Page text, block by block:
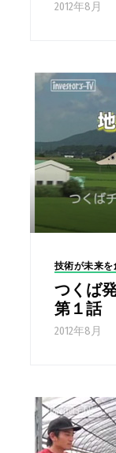
2012年8月
技術が未来を
つくば
第１話
2012年8月